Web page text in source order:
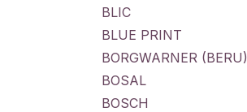
BLIC
BLUE PRINT
BORGWARNER (BERU)
BOSAL
BOSCH